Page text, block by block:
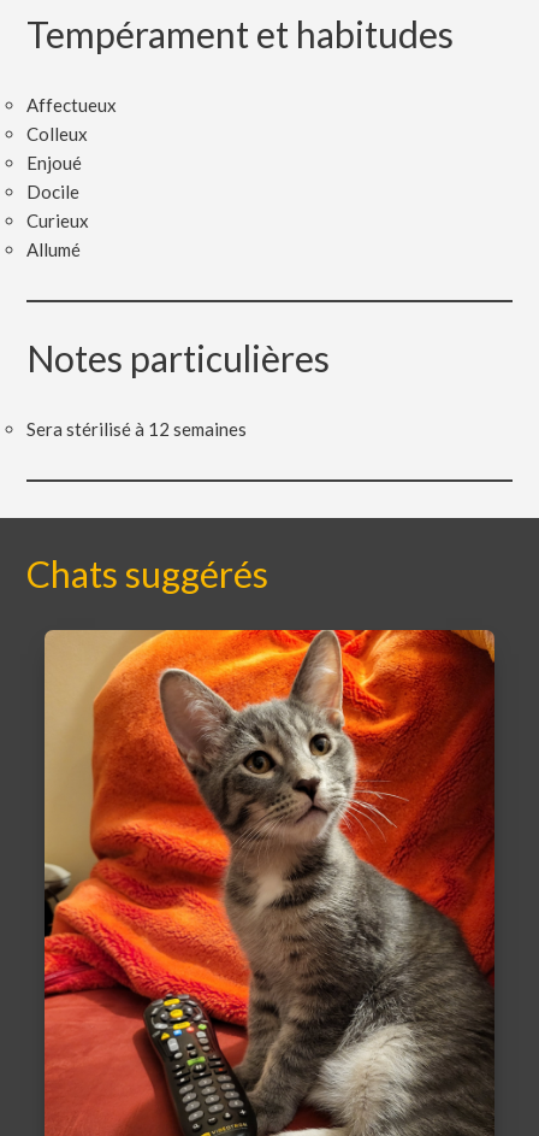
Tempérament et habitudes
Affectueux
Colleux
Enjoué
Docile
Curieux
Allumé
Notes particulières
Sera stérilisé à 12 semaines
Chats suggérés